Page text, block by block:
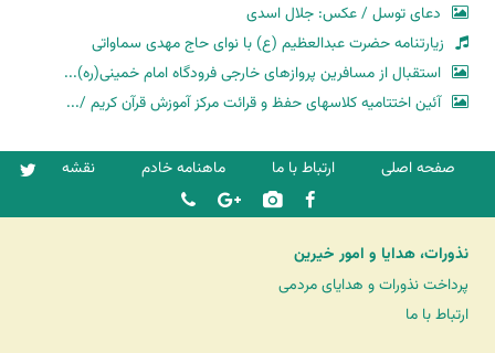
دعای توسل / عکس: جلال اسدی
زیارتنامه حضرت عبدالعظیم (ع) با نوای حاج مهدی سماواتی
استقبال از مسافرین پروازهای خارجی فرودگاه امام خمینی(ره)...
آئین اختتامیه کلاسهای حفظ و قرائت مرکز آموزش قرآن کریم /...
صفحه اصلی ارتباط با ما ماهنامه خادم نقشه
نذورات، هدایا و امور خیرین
پرداخت نذورات و هدایای مردمی
ارتباط با ما